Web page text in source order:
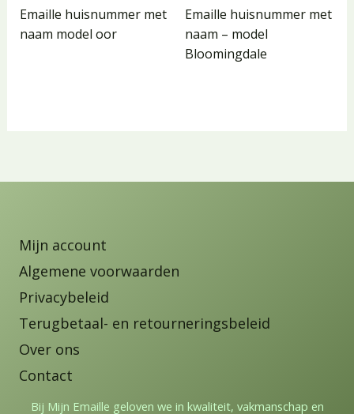
Emaille huisnummer met
naam model oor
Emaille huisnummer met
naam – model
Bloomingdale
Mijn account
Algemene voorwaarden
Privacybeleid
Terugbetaal- en retourneringsbeleid
Over ons
Contact
Bij Mijn Emaille geloven we in kwaliteit, vakmanschap en